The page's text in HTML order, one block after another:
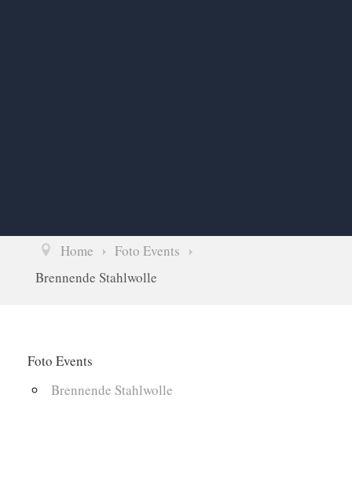
Home
Foto Events
Brennende Stahlwolle
Foto Events
Brennende Stahlwolle